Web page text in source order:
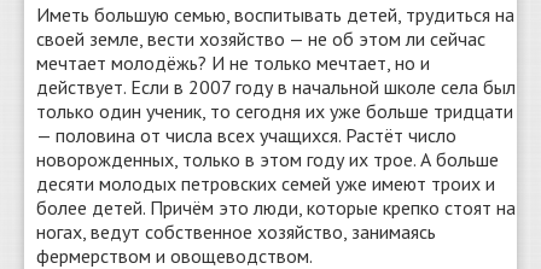
Иметь большую семью, воспитывать детей, трудиться на
своей земле, вести хозяйство — не об этом ли сейчас
мечтает молодёжь? И не только мечтает, но и
действует. Если в 2007 году в начальной школе села был
только один ученик, то сегодня их уже больше тридцати
— половина от числа всех учащихся. Растёт число
новорожденных, только в этом году их трое. А больше
десяти молодых петровских семей уже имеют троих и
более детей. Причём это люди, которые крепко стоят на
ногах, ведут собственное хозяйство, занимаясь
фермерством и овощеводством.